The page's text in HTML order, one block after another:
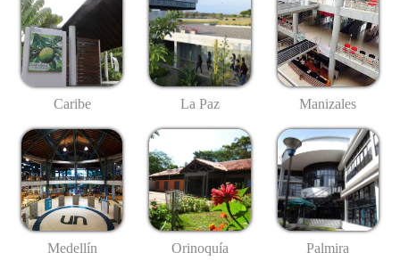
Caribe La Paz Manizales
Medellín Orinoquía Palmira